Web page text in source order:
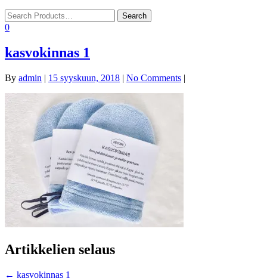
0
kasvokinnas 1
By admin | 15 syyskuun, 2018 | No Comments |
Artikkelien selaus
← kasvokinnas 1